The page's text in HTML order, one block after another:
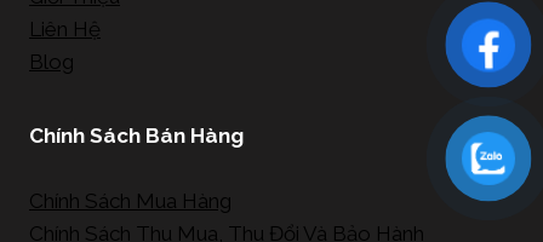
Liên Hệ
Blog
Chính Sách Bán Hàng
Chính Sách Mua Hàng
Chính Sách Thu Mua, Thu Đổi Và Bảo Hành